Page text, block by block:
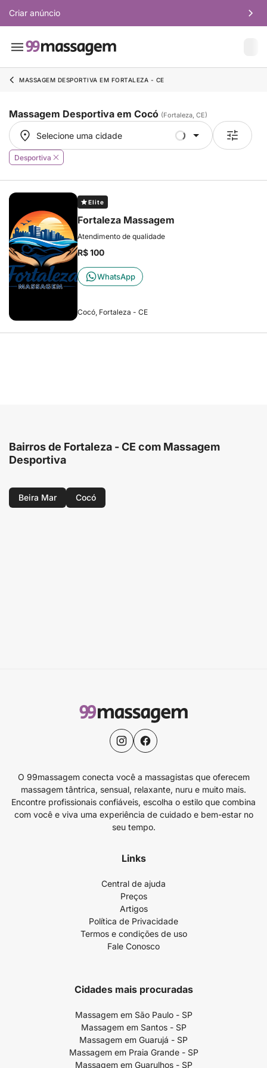
Criar anúncio
MASSAGEM DESPORTIVA EM FORTALEZA - CE
Massagem Desportiva em Cocó (Fortaleza, CE)
Selecione uma cidade
Selecione uma cidade
Desportiva
Elite
Fortaleza Massagem
Atendimento de qualidade
R$ 100
WhatsApp
Cocó, Fortaleza - CE
Bairros de Fortaleza - CE com Massagem
Desportiva
Beira Mar Cocó
O 99massagem conecta você a massagistas que oferecem
massagem tântrica, sensual, relaxante, nuru e muito mais.
Encontre profissionais confiáveis, escolha o estilo que combina
com você e viva uma experiência de cuidado e bem-estar no
seu tempo.
Links
Central de ajuda
Preços
Artigos
Política de Privacidade
Termos e condições de uso
Fale Conosco
Cidades mais procuradas
Massagem em São Paulo - SP
Massagem em Santos - SP
Massagem em Guarujá - SP
Massagem em Praia Grande - SP
Massagem em Guarulhos - SP